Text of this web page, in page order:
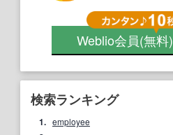
Weblio会員(無料)
検索ランキング
1. employee